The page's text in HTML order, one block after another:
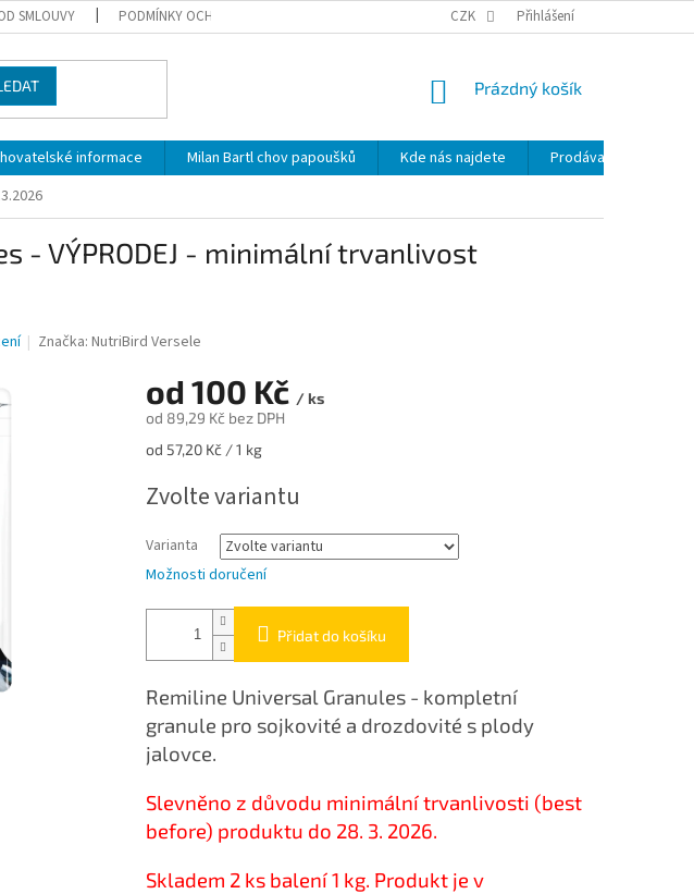
SMLOUVY PODMÍNKY OCHRANY OSOBNÍCH ÚDAJŮ NOVINKY MAPA SERVERU
CZK Přihlášení
NÁKUPNÍ
Prázdný košík
informace Milan Bartl chov papoušků Kde nás najdete
Prodávané značky
- VÝPRODEJ - minimální trvanlivost
Značka:NutriBird Versele
od 100 Kč / ks
od 89,29 Kčbez DPH
Měrná
od 57,20 Kč / 1 kg
Zvolte variantu
Varianta
Možnosti doručení
Přidat do košíku
Remiline Universal Granules - kompletní
granule pro sojkovité a drozdovité s plody
jalovce.
Slevněno z důvodu minimální trvanlivosti (best
before) produktu do 28. 3. 2026.
Skladem 2 ks balení 1 kg. Produkt je v